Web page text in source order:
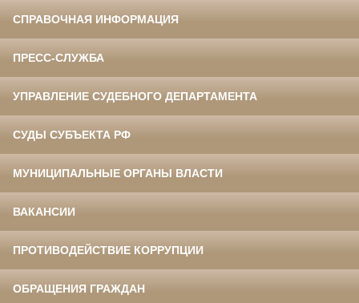
СПРАВОЧНАЯ ИНФОРМАЦИЯ
ПРЕСС-СЛУЖБА
УПРАВЛЕНИЕ СУДЕБНОГО ДЕПАРТАМЕНТА
СУДЫ СУБЪЕКТА РФ
МУНИЦИПАЛЬНЫЕ ОРГАНЫ ВЛАСТИ
ВАКАНСИИ
ПРОТИВОДЕЙСТВИЕ КОРРУПЦИИ
ОБРАЩЕНИЯ ГРАЖДАН